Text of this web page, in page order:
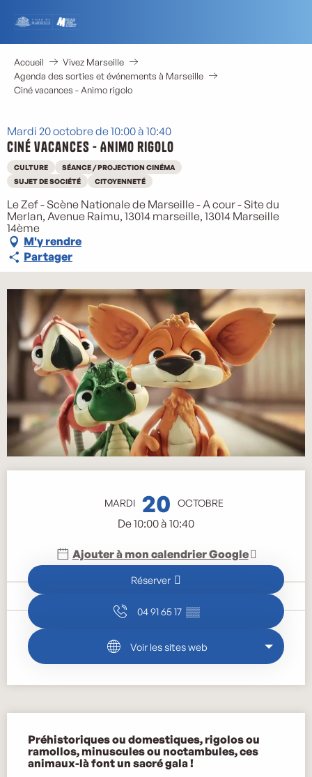
contenu
principal
Accueil
Vivez Marseille
Agenda des sorties et événements à Marseille
Ciné vacances - Animo rigolo
Mardi 20 octobre de 10:00 à 10:40
Ciné vacances - Animo rigolo
CULTURE
SÉANCE / PROJECTION CINÉMA
SUJET DE SOCIÉTÉ
CITOYENNETÉ
Le Zef - Scène Nationale de Marseille - A cour - Site du
Merlan, Avenue Raimu, 13014 marseille, 13014 Marseille
14ème
M'y rendre
Partager
MARDI 20 OCTOBRE
De 10:00 à 10:40
Ajouter à mon calendrier Google
Réserver
04 91 65 17 ▒▒
Voir les sites web
Préhistoriques ou domestiques, rigolos ou
ramollos, minuscules ou noctambules, ces
animaux-là font un sacré gala !